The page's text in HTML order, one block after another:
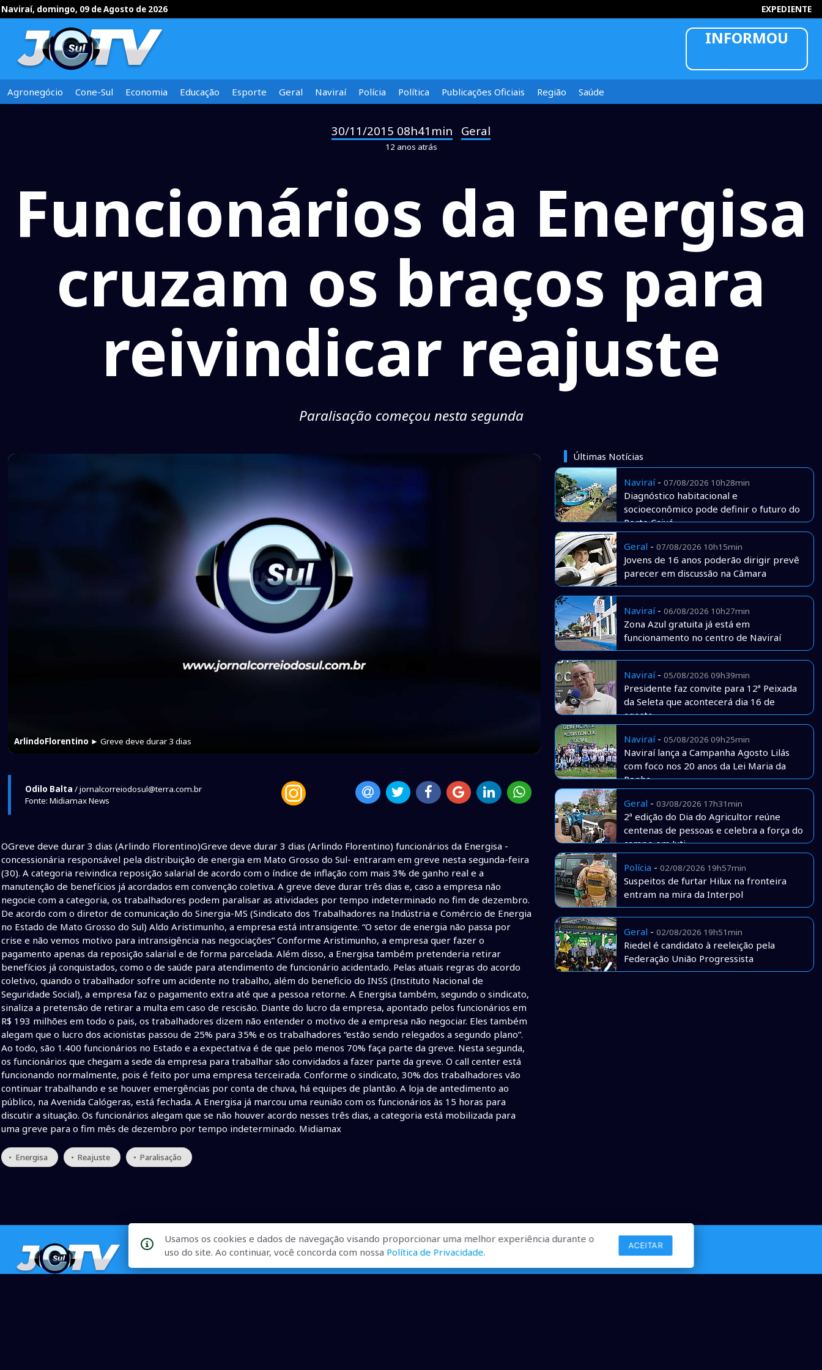
Naviraí, domingo, 09 de Agosto de 2026 EXPEDIENTE
INFORMOU
Agronegócio Cone-Sul Economia Educação Esporte Geral Naviraí Polícia Política Publicações Oficiais Região Saúde
30/11/2015 08h41min Geral
12 anos atrás
Funcionários da Energisa
cruzam os braços para
reivindicar reajuste
Paralisação começou nesta segunda
ArlindoFlorentino ► Greve deve durar 3 dias
Odilo Balta / jornalcorreiodosul@terra.com.br
Fonte: Midiamax News
OGreve deve durar 3 dias (Arlindo Florentino)Greve deve durar 3 dias (Arlindo Florentino) funcionários da Energisa -
concessionária responsável pela distribuição de energia em Mato Grosso do Sul- entraram em greve nesta segunda-feira
(30). A categoria reivindica reposição salarial de acordo com o índice de inflação com mais 3% de ganho real e a
manutenção de benefícios já acordados em convenção coletiva. A greve deve durar três dias e, caso a empresa não
negocie com a categoria, os trabalhadores podem paralisar as atividades por tempo indeterminado no fim de dezembro.
De acordo com o diretor de comunicação do Sinergia-MS (Sindicato dos Trabalhadores na Indústria e Comércio de Energia
no Estado de Mato Grosso do Sul) Aldo Aristimunho, a empresa está intransigente. “O setor de energia não passa por
crise e não vemos motivo para intransigência nas negociações” Conforme Aristimunho, a empresa quer fazer o
pagamento apenas da reposição salarial e de forma parcelada. Além disso, a Energisa também pretenderia retirar
benefícios já conquistados, como o de saúde para atendimento de funcionário acidentado. Pelas atuais regras do acordo
coletivo, quando o trabalhador sofre um acidente no trabalho, além do beneficio do INSS (Instituto Nacional de
Seguridade Social), a empresa faz o pagamento extra até que a pessoa retorne. A Energisa também, segundo o sindicato,
sinaliza a pretensão de retirar a multa em caso de rescisão. Diante do lucro da empresa, apontado pelos funcionários em
R$ 193 milhões em todo o pais, os trabalhadores dizem não entender o motivo de a empresa não negociar. Eles também
alegam que o lucro dos acionistas passou de 25% para 35% e os trabalhadores “estão sendo relegados a segundo plano”.
Ao todo, são 1.400 funcionários no Estado e a expectativa é de que pelo menos 70% faça parte da greve. Nesta segunda,
os funcionários que chegam a sede da empresa para trabalhar são convidados a fazer parte da greve. O call center está
funcionando normalmente, pois é feito por uma empresa terceirada. Conforme o sindicato, 30% dos trabalhadores vão
continuar trabalhando e se houver emergências por conta de chuva, há equipes de plantão. A loja de antedimento ao
público, na Avenida Calógeras, está fechada. A Energisa já marcou uma reunião com os funcionários às 15 horas para
discutir a situação. Os funcionários alegam que se não houver acordo nesses três dias, a categoria está mobilizada para
uma greve para o fim mês de dezembro por tempo indeterminado. Midiamax
• Energisa • Reajuste • Paralisação
Últimas Notícias
Naviraí- 07/08/2026 10h28min
Diagnóstico habitacional e
socioeconômico pode definir o futuro do
Porto Caiuá
Geral - 07/08/2026 10h15min
Jovens de 16 anos poderão dirigir prevê
parecer em discussão na Câmara
Naviraí- 06/08/2026 10h27min
Zona Azul gratuita já está em
funcionamento no centro de Naviraí
Naviraí- 05/08/2026 09h39min
Presidente faz convite para 12ª Peixada
da Seleta que acontecerá dia 16 de
agosto
Naviraí- 05/08/2026 09h25min
Naviraí lança a Campanha Agosto Lilás
com foco nos 20 anos da Lei Maria da
Penha
Geral - 03/08/2026 17h31min
2ª edição do Dia do Agricultor reúne
centenas de pessoas e celebra a força do
campo em Juti
Polícia - 02/08/2026 19h57min
Suspeitos de furtar Hilux na fronteira
entram na mira da Interpol
Geral - 02/08/2026 19h51min
Riedel é candidato à reeleição pela
Federação União Progressista
Usamos os cookies e dados de navegação visando proporcionar uma melhor experiência durante o
uso do site. Ao continuar, você concorda com nossa Política de Privacidade.
ACEITAR